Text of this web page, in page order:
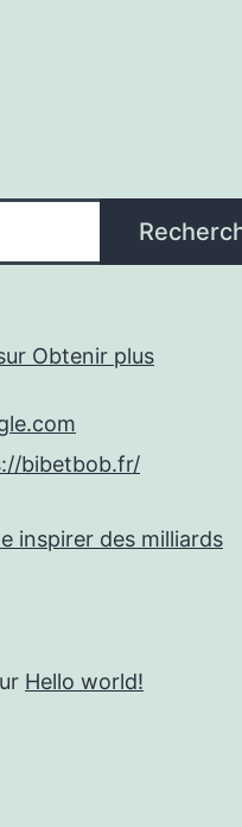
Obtenir plus
bibetbob.fr/
inspirer des milliards
Hello world!